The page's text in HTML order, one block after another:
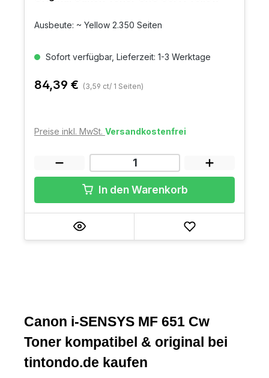
Ausbeute: ~ Yellow 2.350 Seiten
Sofort verfügbar, Lieferzeit: 1-3 Werktage
84,39 € (3,59 ct/ 1 Seiten)
Preise inkl. MwSt. Versandkostenfrei
In den Warenkorb
Canon i-SENSYS MF 651 Cw
Toner kompatibel & original bei
tintondo.de kaufen